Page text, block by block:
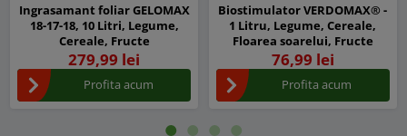
Ingrasamant foliar GELOMAX
18-17-18, 10 Litri, Legume,
Cereale, Fructe
279,99 lei
Profita acum
Biostimulator VERDOMAX® -
1 Litru, Legume, Cereale,
Floarea soarelui, Fructe
76,99 lei
Profita acum